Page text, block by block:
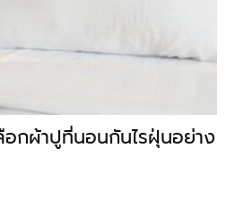
กผ้าปูที่นอนกันไรฝุ่นอย่าง